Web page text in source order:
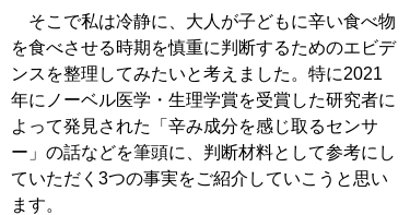
そこで私は冷静に、大人が子どもに辛い食べ物
を食べさせる時期を慎重に判断するためのエビデ
ンスを整理してみたいと考えました。特に2021
年にノーベル医学・生理学賞を受賞した研究者に
よって発見された「辛み成分を感じ取るセンサ
ー」の話などを筆頭に、判断材料として参考にし
ていただく3つの事実をご紹介していこうと思い
ます。